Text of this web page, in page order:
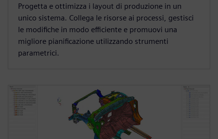
Progetta e ottimizza i layout di produzione in un
unico sistema. Collega le risorse ai processi, gestisci
le modifiche in modo efficiente e promuovi una
migliore pianificazione utilizzando strumenti
parametrici.